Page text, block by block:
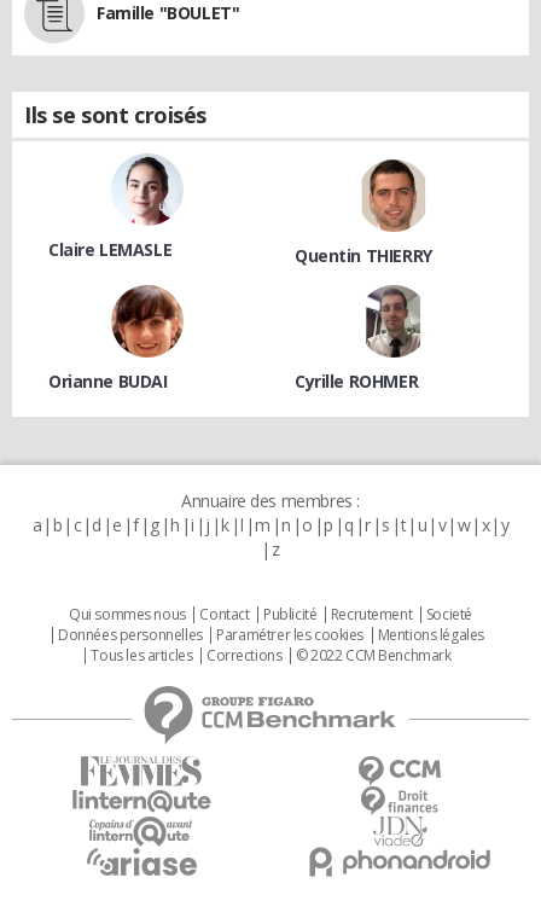
Famille "BOULET"
Ils se sont croisés
Claire LEMASLE Quentin THIERRY
Orianne BUDAI Cyrille ROHMER
Annuaire des membres :
a b c d e f g h i j k l m n o p q r s t u v w x y
z
Qui sommes nous Contact Publicité Recrutement
Societé
Données personnelles
Paramétrer les cookies
Mentions légales
Tous les articles
Corrections © 2022 CCM Benchmark